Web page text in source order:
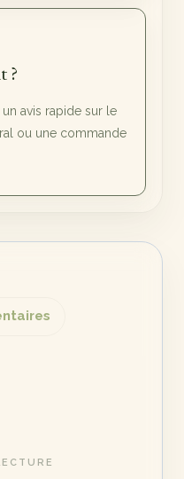
?
avis rapide sur le
ou une commande